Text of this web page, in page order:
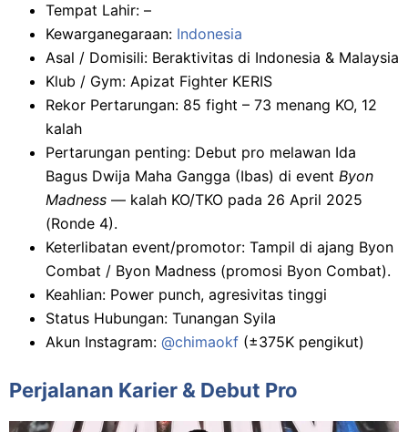
Tempat Lahir: –
Kewarganegaraan: Indonesia
Asal / Domisili: Beraktivitas di Indonesia & Malaysia
Klub / Gym: Apizat Fighter KERIS
Rekor Pertarungan: 85 fight – 73 menang KO, 12
kalah
Pertarungan penting: Debut pro melawan Ida
Bagus Dwija Maha Gangga (Ibas) di event Byon
Madness — kalah KO/TKO pada 26 April 2025
(Ronde 4).
Keterlibatan event/promotor: Tampil di ajang Byon
Combat / Byon Madness (promosi Byon Combat).
Keahlian: Power punch, agresivitas tinggi
Status Hubungan: Tunangan Syila
Akun Instagram: @chimaokf (±375K pengikut)
Perjalanan Karier & Debut Pro